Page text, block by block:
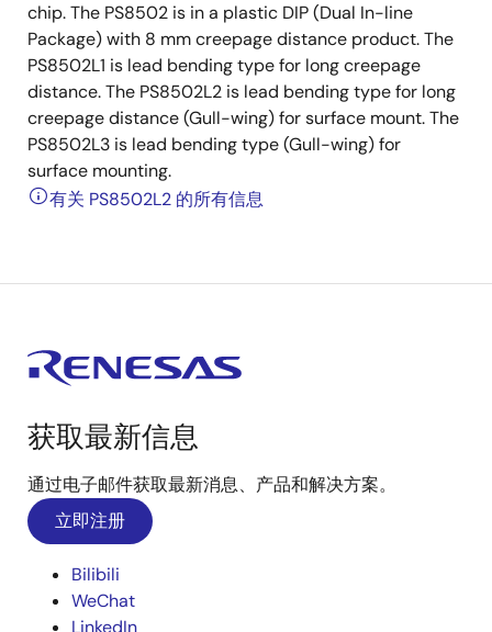
chip. The PS8502 is in a plastic DIP (Dual In-line
Package) with 8 mm creepage distance product. The
PS8502L1 is lead bending type for long creepage
distance. The PS8502L2 is lead bending type for long
creepage distance (Gull-wing) for surface mount. The
PS8502L3 is lead bending type (Gull-wing) for
surface mounting.
有关 PS8502L2 的所有信息
获取最新信息
通过电子邮件获取最新消息、产品和解决方案。
立即注册
Bilibili
WeChat
LinkedIn